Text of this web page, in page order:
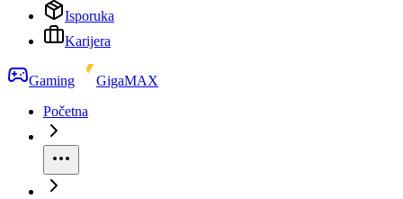
Isporuka
Karijera
Gaming
GigaMAX
Početna